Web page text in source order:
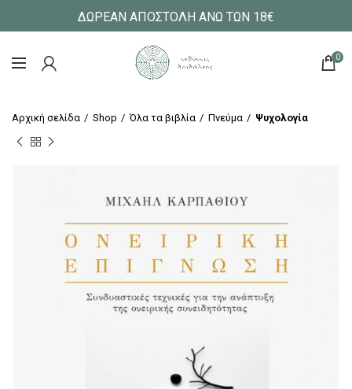
ΔΩΡΕΑΝ ΑΠΟΣΤΟΛΗ ΑΝΩ ΤΩΝ 18€
0
Αρχική σελίδα Shop Όλα τα βιβλία Πνεύμα Ψυχολογία